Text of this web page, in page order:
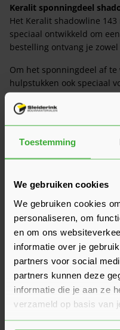
Toestemming
We gebruiken cookies
We gebruiken cookies
personaliseren, om
en om ons
informatie over je
partners voor social
partners kunnen deze
informatie die je aan ze
verzameld op basis van
Keralit sponningdeel
Het Keralit shadowline
speciaal ontwikkeld om
bestelling ontvang je
Om het sponningdeel af
hulpstukken ook speciaal
hulpprofielen verkrijgbaar.
Keralit verbindingstuk
Eindkap + connector links
Eindkap + connector
st.)
Shadowline profiel*
Keralit sponningdeel 167